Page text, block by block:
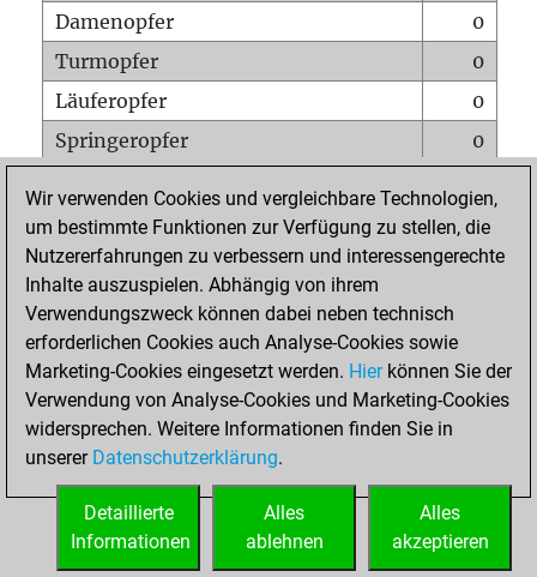
Damenopfer
0
Turmopfer
0
Läuferopfer
0
Springeropfer
0
Matt auf vollem Brett
0
Bauer setzt Matt
0
Erstickte Matts
Unterverwandlungen
Türme auf der siebten
0
STARTSEITE
Wir verwenden Cookies und vergleichbare Technologien,
um bestimmte Funktionen zur Verfügung zu stellen, die
Nutzererfahrungen zu verbessern und interessengerechte
Inhalte auszuspielen. Abhängig von ihrem
Verwendungszweck können dabei neben technisch
erforderlichen Cookies auch Analyse-Cookies sowie
Marketing-Cookies eingesetzt werden. Hierkönnen Sie der
Verwendung von Analyse-Cookies und Marketing-Cookies
widersprechen. Weitere Informationen finden Sie in
unserer Datenschutzerklärung.
Alles
akzeptieren
Alles
ablehnen
Detaillierte
Informationen